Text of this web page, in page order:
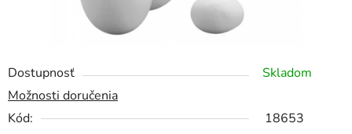
Dostupnosť
Skladom
Možnosti doručenia
Kód:
18653